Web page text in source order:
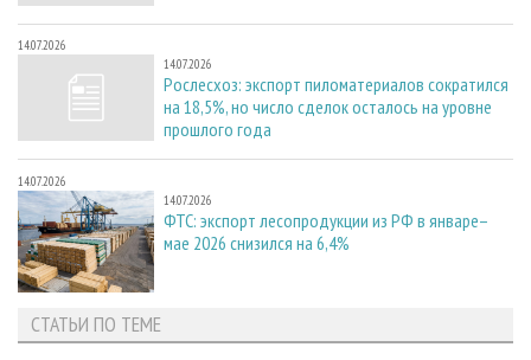
14.07.2026
14.07.2026
Рослесхоз: экспорт пиломатериалов сократился
на 18,5%, но число сделок осталось на уровне
прошлого года
14.07.2026
14.07.2026
ФТС: экспорт лесопродукции из РФ в январе–
мае 2026 снизился на 6,4%
СТАТЬИ ПО ТЕМЕ